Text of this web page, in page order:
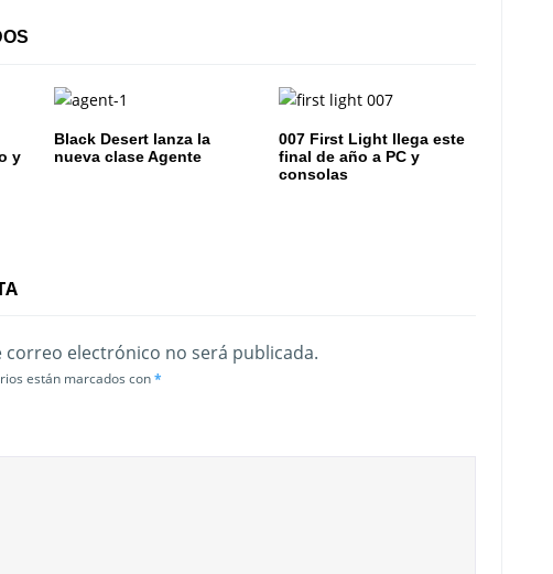
y
Black Desert lanza la
nueva clase Agente
007 First Light llega este
final de año a PC y
consolas
correo electrónico no será publicada.
están marcados con*